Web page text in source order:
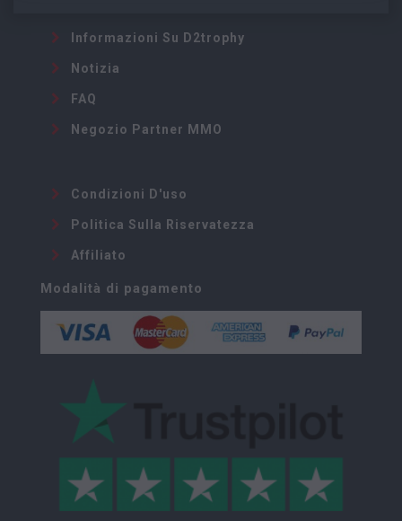
Informazioni Su D2trophy
Notizia
FAQ
Negozio Partner MMO
Condizioni D'uso
Politica Sulla Riservatezza
Affiliato
Modalità di pagamento